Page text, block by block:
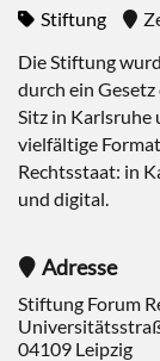
Stiftung
Die Stiftung
durch ein
Sitz in Karlsruhe
vielfältige
Rechtsstaat: in
und digital.
Adresse
Stiftung Forum
04109 Leipzig